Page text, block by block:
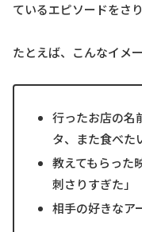
ているエピソードをさ
たとえば、こんなイメー
行ったお店の
タ、また食べた
教えてもらった
刺さりすぎた」
相手の好きなア